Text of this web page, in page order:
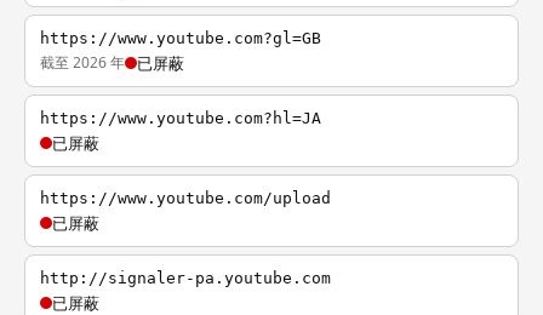
https://www.youtube.com?gl=GB
截至 2026 年 已屏蔽
https://www.youtube.com?hl=JA
已屏蔽
https://www.youtube.com/upload
已屏蔽
http://signaler-pa.youtube.com
已屏蔽